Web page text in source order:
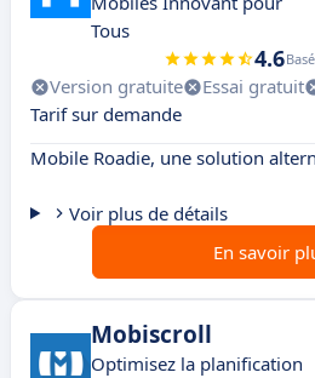
Tous
4.6
Version gratuite Essai gratuit
Tarif sur demande
Mobile Roadie, une solution
Voir plus de détails
En savoir
Mobiscroll
Optimisez la planification